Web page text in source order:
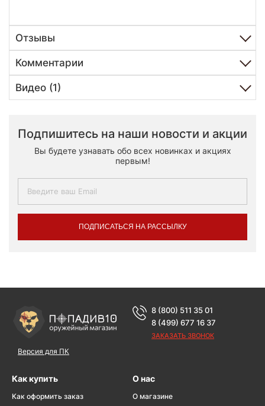
Отзывы
Комментарии
Видео (1)
Подпишитесь на наши новости и акции
Вы будете узнавать обо всех новинках и акциях
первым!
ПОДПИСАТЬСЯ НА РАССЫЛКУ
Версия для ПК
8 (800) 511 35 01
8 (499) 677 16 37
ЗАКАЗАТЬ ЗВОНОК
Как купить
Как оформить заказ
О нас
О магазине